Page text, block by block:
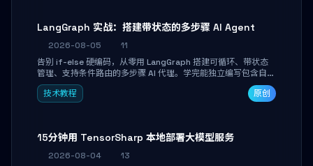
LangGraph 实战：搭建带状态的多步骤 AI Agent
2026-08-05
11
告别 if-else 硬编码，从零用 LangGraph 搭建可循环、带状态
管理、支持条件路由的多步骤 AI 代理。学完能独立编写包含自动
决策、工具调用和持久化状态的复杂工作流，并避开递归溢出、
状态丢失等常见坑点。
技术教程 原创
15分钟用 TensorSharp 本地部署大模型服务
2026-08-04
13